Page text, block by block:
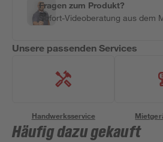
Fragen zum Produkt?
Sofort-Videoberatung aus dem
Unsere passenden Services
Handwerksservice
Häufig dazu gekauft